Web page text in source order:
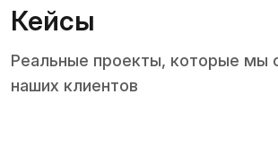
Кейсы
Реальные проекты, которые мы
наших клиентов